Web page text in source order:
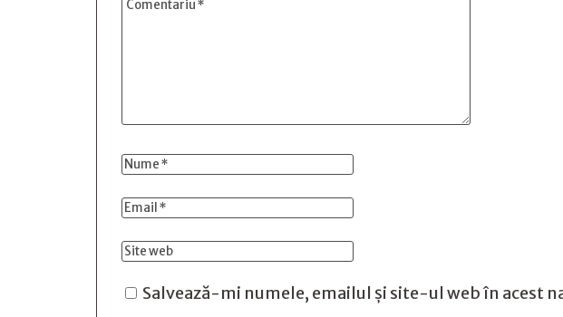
Salvează-mi numele, emailul și site-ul web în acest